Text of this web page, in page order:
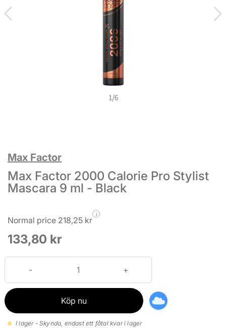
1/6
Max Factor
Max Factor 2000 Calorie Pro Stylist
Mascara 9 ml - Black
Normal price 218,25 kr
i
133,80 kr
Köp nu
I lager - Skynda, endast ett fåtal kvar i lager